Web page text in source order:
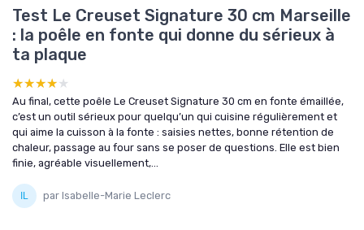
Test Le Creuset Signature 30 cm Marseille
: la poêle en fonte qui donne du sérieux à
ta plaque
★★★★★
★★★★★
Au final, cette poêle Le Creuset Signature 30 cm en fonte émaillée,
c’est un outil sérieux pour quelqu’un qui cuisine régulièrement et
qui aime la cuisson à la fonte : saisies nettes, bonne rétention de
chaleur, passage au four sans se poser de questions. Elle est bien
finie, agréable visuellement,...
par Isabelle-Marie Leclerc